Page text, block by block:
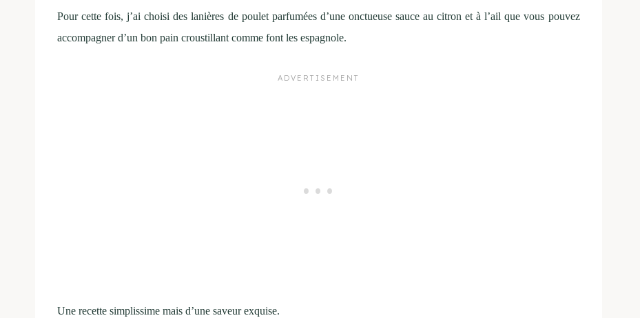
Pour cette fois, j’ai choisi des lanières de poulet parfumées d’une onctueuse sauce au citron et à l’ail que vous pouvez
accompagner d’un bon pain croustillant comme font les espagnole.
Une recette simplissime mais d’une saveur exquise.